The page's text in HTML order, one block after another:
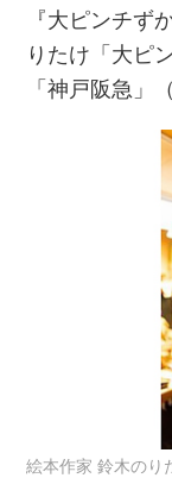
『大ピンチず
りたけ「大ピ
「神戸阪急」
絵本作家 鈴木のり